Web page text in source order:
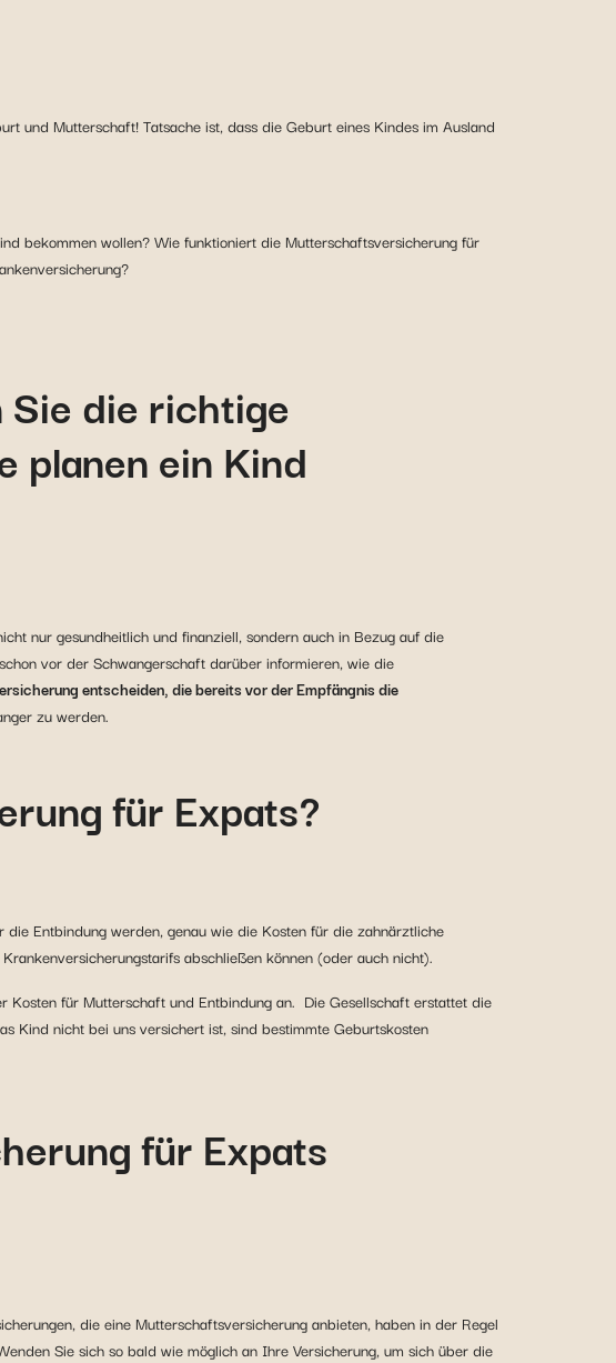
und Mutterschaft! Tatsache ist, dass die Geburt eines Kindes im Ausland
bekommen wollen? Wie funktioniert die Mutterschaftsversicherung für
Sie die richtige
planen ein Kind
nur gesundheitlich und finanziell, sondern auch in Bezug auf die
vor der Schwangerschaft darüber informieren, wie die
entscheiden, die bereits vor der Empfängnis die
zu werden.
für Expats?
Entbindung werden, genau wie die Kosten für die zahnärztliche
abschließen können (oder auch nicht).
Kosten für Mutterschaft und Entbindung an. Die Gesellschaft erstattet die
Kind nicht bei uns versichert ist, sind bestimmte Geburtskosten
für Expats
die eine Mutterschaftsversicherung anbieten, haben in der Regel
Sie sich so bald wie möglich an Ihre Versicherung, um sich über die